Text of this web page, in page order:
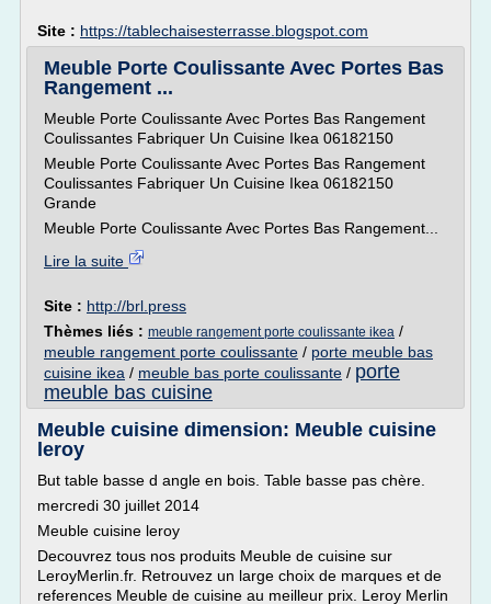
Site : https://tablechaisesterrasse.blogspot.com
Meuble Porte Coulissante Avec Portes Bas
Rangement ...
Meuble Porte Coulissante Avec Portes Bas Rangement
Coulissantes Fabriquer Un Cuisine Ikea 06182150
Meuble Porte Coulissante Avec Portes Bas Rangement
Coulissantes Fabriquer Un Cuisine Ikea 06182150
Grande
Meuble Porte Coulissante Avec Portes Bas Rangement...
Lire la suite
Site : http://brl.press
Thèmes liés : meuble rangement porte coulissante ikea /
meuble rangement porte coulissante / porte meuble bas
cuisine ikea / meuble bas porte coulissante / porte
meuble bas cuisine
Meuble cuisine dimension: Meuble cuisine
leroy
But table basse d angle en bois. Table basse pas chère.
mercredi 30 juillet 2014
Meuble cuisine leroy
Decouvrez tous nos produits Meuble de cuisine sur
LeroyMerlin.fr. Retrouvez un large choix de marques et de
references Meuble de cuisine au meilleur prix. Leroy Merlin